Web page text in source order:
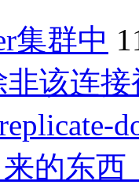
集群中
该连
的东